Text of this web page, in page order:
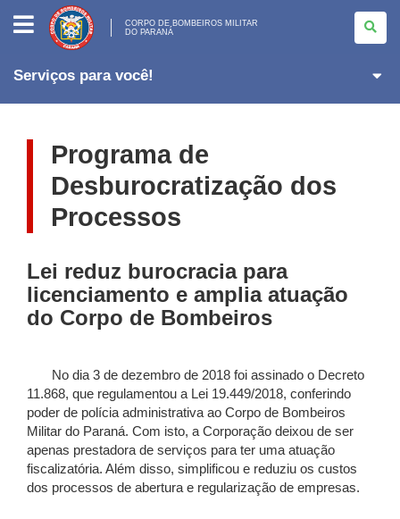
CORPO
DE
BOMBEIROS
MILITAR
PARANÁ
CORPO DE BOMBEIROS MILITAR
DO PARANÁ
Serviços para você!
Programa de
Desburocratização dos
Processos
Lei reduz burocracia para
licenciamento e amplia atuação
do Corpo de Bombeiros
No dia 3 de dezembro de 2018 foi assinado o Decreto
11.868, que regulamentou a Lei 19.449/2018, conferindo
poder de polícia administrativa ao Corpo de Bombeiros
Militar do Paraná. Com isto, a Corporação deixou de ser
apenas prestadora de serviços para ter uma atuação
fiscalizatória. Além disso, simplificou e reduziu os custos
dos processos de abertura e regularização de empresas.